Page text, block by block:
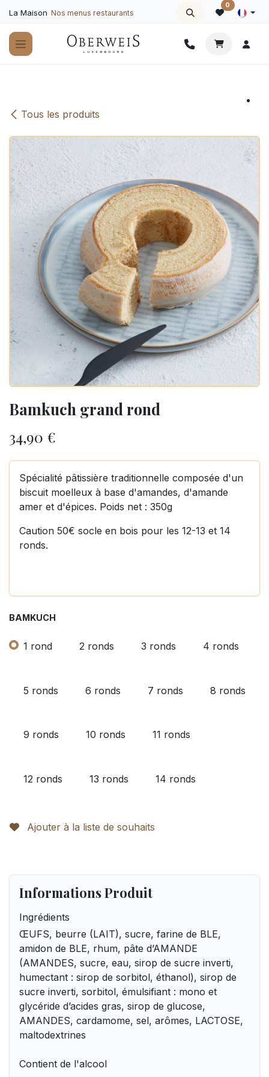
La Maison Nos menus restaurants
0
Tous les produits
Bamkuch grand rond
34,90 €
Spécialité pâtissière traditionnelle composée d'un
biscuit moelleux à base d'amandes, d'amande
amer et d'épices. Poids net : 350g
Caution 50€ socle en bois pour les 12-13 et 14
ronds.
BAMKUCH
1 rond 2 ronds 3 ronds 4 ronds
5 ronds 6 ronds 7 ronds 8 ronds
9 ronds 10 ronds 11 ronds
12 ronds 13 ronds 14 ronds
Ajouter à la liste de souhaits
Informations Produit
Ingrédients
ŒUFS, beurre (LAIT), sucre, farine de BLE,
amidon de BLE, rhum, pâte d’AMANDE
(AMANDES, sucre, eau, sirop de sucre inverti,
humectant : sirop de sorbitol, éthanol), sirop de
sucre inverti, sorbitol, émulsifiant : mono et
glycéride d’acides gras, sirop de glucose,
AMANDES, cardamome, sel, arômes, LACTOSE,
maltodextrines
Contient de l'alcool